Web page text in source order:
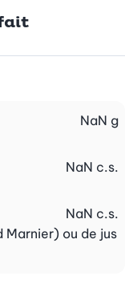
NaN g
NaN c.s.
Marnier) ou de jus
NaN c.s.